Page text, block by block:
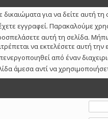
για να δείτε αυτή
εγγραφεί. Παρακαλούμε
αυτή τη σελίδα.
να εκτελέσετε αυτή την
από έναν
άμεσα αντί να